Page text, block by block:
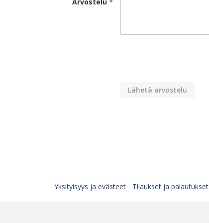
Lähetä arvostelu
Yksityisyys ja evästeet Tilaukset ja palautukset